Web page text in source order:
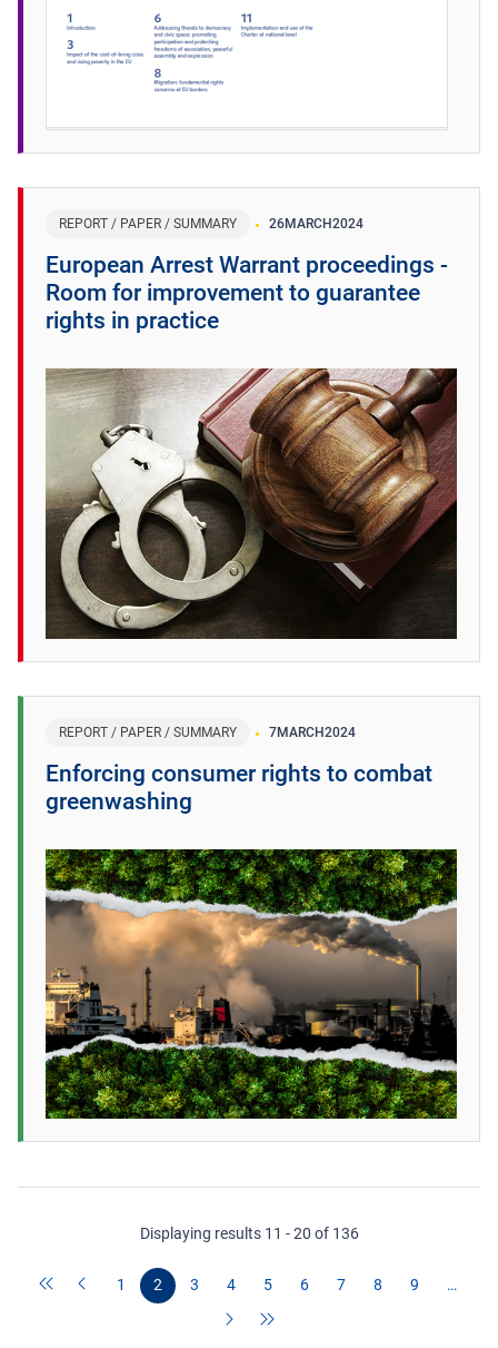
REPORT / PAPER / SUMMARY 26MARCH2024
European Arrest Warrant proceedings -
Room for improvement to guarantee
rights in practice
REPORT / PAPER / SUMMARY 7MARCH2024
Enforcing consumer rights to combat
greenwashing
Displaying results 11 - 20 of 136
1 2 3 4 5 6 7 8 9 …